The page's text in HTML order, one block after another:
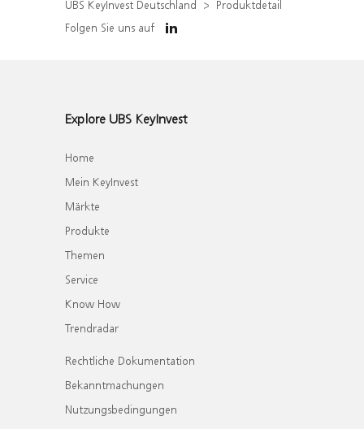
UBS KeyInvest Deutschland
Produktdetail
Folgen Sie uns auf
Explore UBS KeyInvest
Home
Mein KeyInvest
Märkte
Produkte
Themen
Service
Know How
Trendradar
Rechtliche Dokumentation
Bekanntmachungen
Nutzungsbedingungen